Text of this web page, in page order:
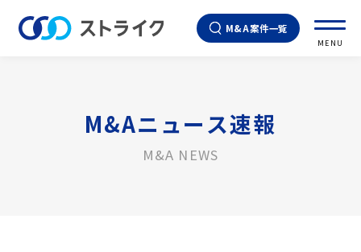
M&A案件一覧
MENU
M&Aニュース速報
M&A NEWS